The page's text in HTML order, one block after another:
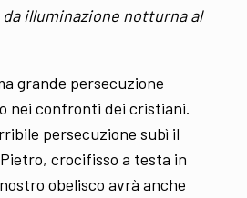
illuminazione notturna al
grande persecuzione
nei confronti dei cristiani.
persecuzione subì il
crocifisso a testa in
obelisco avrà anche